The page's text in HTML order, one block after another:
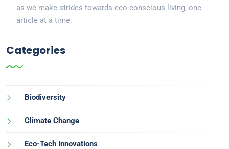
as we make strides towards eco-conscious living, one
article at a time.
Categories
Biodiversity
Climate Change
Eco-Tech Innovations